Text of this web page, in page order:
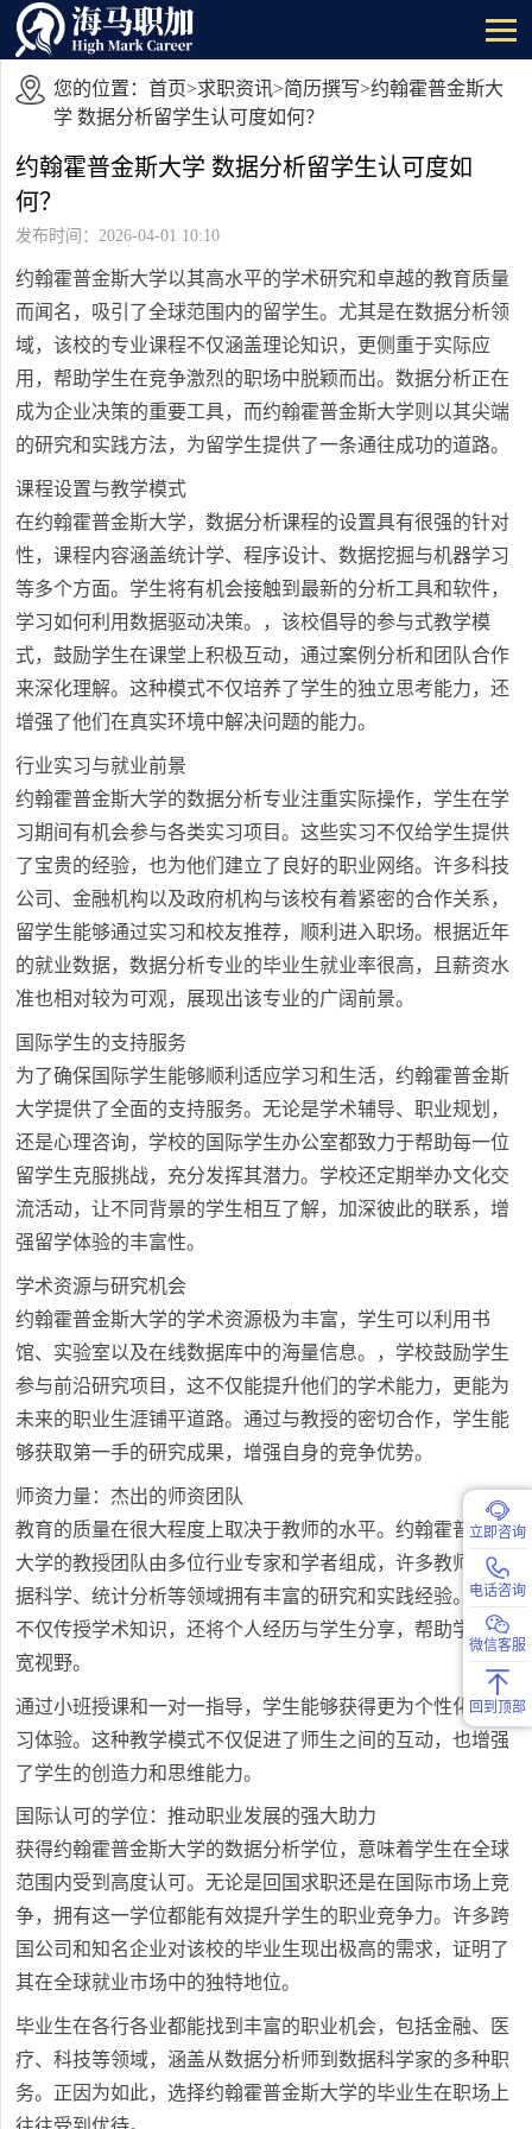
您的位置： 首页>求职资讯>简历撰写>约翰霍普金斯大
学 数据分析留学生认可度如何？
约翰霍普金斯大学 数据分析留学生认可度如
何？
发布时间：2026-04-01 10:10
约翰霍普金斯大学以其高水平的学术研究和卓越的教育质量
而闻名，吸引了全球范围内的留学生。尤其是在数据分析领
域，该校的专业课程不仅涵盖理论知识，更侧重于实际应
用，帮助学生在竞争激烈的职场中脱颖而出。数据分析正在
成为企业决策的重要工具，而约翰霍普金斯大学则以其尖端
的研究和实践方法，为留学生提供了一条通往成功的道路。
课程设置与教学模式
在约翰霍普金斯大学，数据分析课程的设置具有很强的针对
性，课程内容涵盖统计学、程序设计、数据挖掘与机器学习
等多个方面。学生将有机会接触到最新的分析工具和软件，
学习如何利用数据驱动决策。，该校倡导的参与式教学模
式，鼓励学生在课堂上积极互动，通过案例分析和团队合作
来深化理解。这种模式不仅培养了学生的独立思考能力，还
增强了他们在真实环境中解决问题的能力。
行业实习与就业前景
约翰霍普金斯大学的数据分析专业注重实际操作，学生在学
习期间有机会参与各类实习项目。这些实习不仅给学生提供
了宝贵的经验，也为他们建立了良好的职业网络。许多科技
公司、金融机构以及政府机构与该校有着紧密的合作关系，
留学生能够通过实习和校友推荐，顺利进入职场。根据近年
的就业数据，数据分析专业的毕业生就业率很高，且薪资水
准也相对较为可观，展现出该专业的广阔前景。
国际学生的支持服务
为了确保国际学生能够顺利适应学习和生活，约翰霍普金斯
大学提供了全面的支持服务。无论是学术辅导、职业规划，
还是心理咨询，学校的国际学生办公室都致力于帮助每一位
留学生克服挑战，充分发挥其潜力。学校还定期举办文化交
流活动，让不同背景的学生相互了解，加深彼此的联系，增
强留学体验的丰富性。
学术资源与研究机会
约翰霍普金斯大学的学术资源极为丰富，学生可以利用书
馆、实验室以及在线数据库中的海量信息。，学校鼓励学生
参与前沿研究项目，这不仅能提升他们的学术能力，更能为
未来的职业生涯铺平道路。通过与教授的密切合作，学生能
够获取第一手的研究成果，增强自身的竞争优势。
师资力量：杰出的师资团队
教育的质量在很大程度上取决于教师的水平。约翰霍普金斯
大学的教授团队由多位行业专家和学者组成，许多教师在数
据科学、统计分析等领域拥有丰富的研究和实践经验。他们
不仅传授学术知识，还将个人经历与学生分享，帮助学生拓
宽视野。
通过小班授课和一对一指导，学生能够获得更为个性化的学
习体验。这种教学模式不仅促进了师生之间的互动，也增强
了学生的创造力和思维能力。
国际认可的学位：推动职业发展的强大助力
获得约翰霍普金斯大学的数据分析学位，意味着学生在全球
范围内受到高度认可。无论是回国求职还是在国际市场上竞
争，拥有这一学位都能有效提升学生的职业竞争力。许多跨
国公司和知名企业对该校的毕业生现出极高的需求，证明了
其在全球就业市场中的独特地位。
毕业生在各行各业都能找到丰富的职业机会，包括金融、医
疗、科技等领域，涵盖从数据分析师到数据科学家的多种职
务。正因为如此，选择约翰霍普金斯大学的毕业生在职场上
立即咨询
电话咨询
微信客服
回到顶部